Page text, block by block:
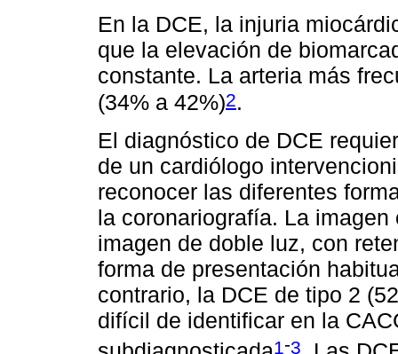
En la DCE, la injuria
que la elevación de
constante. La arteria más
(34% a 42%)2.
El diagnóstico de DCE
de un cardiólogo
reconocer las diferentes
la coronariografía. La
imagen de doble luz, con
forma de presentación
contrario, la DCE de tipo 2
difícil de identificar en la
1-3